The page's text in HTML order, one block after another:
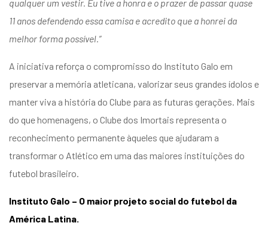
qualquer um vestir. Eu tive a honra e o prazer de passar quase
11 anos defendendo essa camisa e acredito que a honrei da
melhor forma possível.”
A iniciativa reforça o compromisso do Instituto Galo em
preservar a memória atleticana, valorizar seus grandes ídolos e
manter viva a história do Clube para as futuras gerações. Mais
do que homenagens, o Clube dos Imortais representa o
reconhecimento permanente àqueles que ajudaram a
transformar o Atlético em uma das maiores instituições do
futebol brasileiro.
Instituto Galo – O maior projeto social do futebol da
América Latina.